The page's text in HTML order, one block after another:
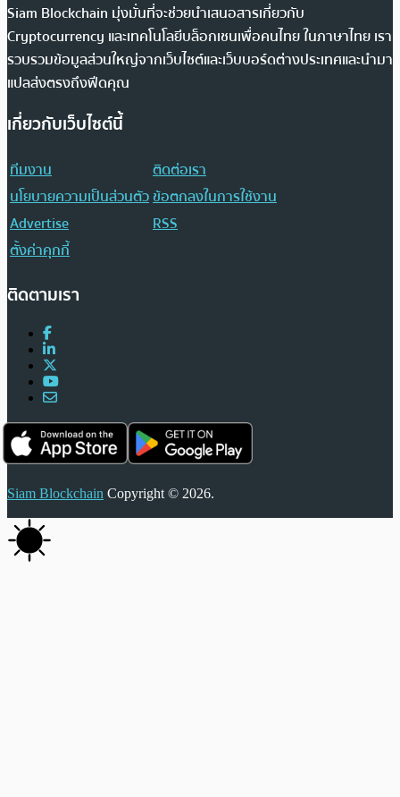
Siam Blockchain มุ่งมั่นที่จะช่วยนำเสนอสารเกี่ยวกับ
Cryptocurrency และเทคโนโลยีบล็อกเชนเพื่อคนไทย ในภาษาไทย เรา
รวบรวมข้อมูลส่วนใหญ่จากเว็บไซต์และเว็บบอร์ดต่างประเทศและนำมา
แปลส่งตรงถึงฟีดคุณ
เกี่ยวกับเว็บไซต์นี้
ทีมงาน
ติดต่อเรา
นโยบายความเป็นส่วนตัวข้อตกลงในการใช้งาน
Advertise
RSS
ตั้งค่าคุกกี้
ติดตามเรา
Siam Blockchain Copyright © 2026.